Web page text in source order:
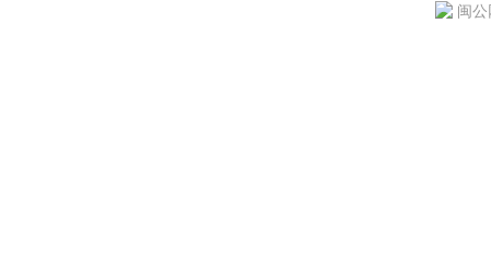
闽公